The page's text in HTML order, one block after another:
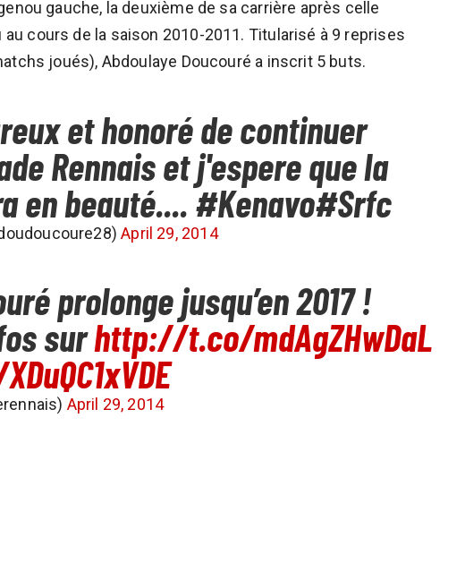
gauche, la deuxième de sa carrière après celle
cours de la saison 2010-2011. Titularisé à 9 reprises
joués), Abdoulaye Doucouré a inscrit 5 buts.
et honoré de continuer
Rennais et j'espere que la
en beauté.... #Kenavo#Srfc
April 29, 2014
prolonge jusqu’en 2017 !
surhttp://t.co/mdAgZHwDaL
April 29, 2014